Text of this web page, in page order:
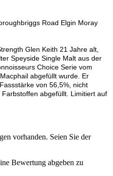
Road Elgin Moray
Glen Keith 21 Jahre alt,
Speyside Single Malt aus der
Choice Serie vom
abgefüllt wurde. Er
von 56,5%, nicht
abgefüllt. Limitiert auf
vorhanden. Seien Sie der
Bewertung abgeben zu